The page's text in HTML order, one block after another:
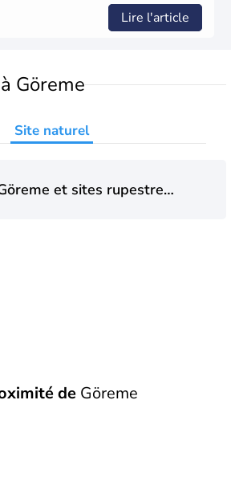
Lire l'article
à Göreme
Site naturel
et sites rupestres
deGöreme